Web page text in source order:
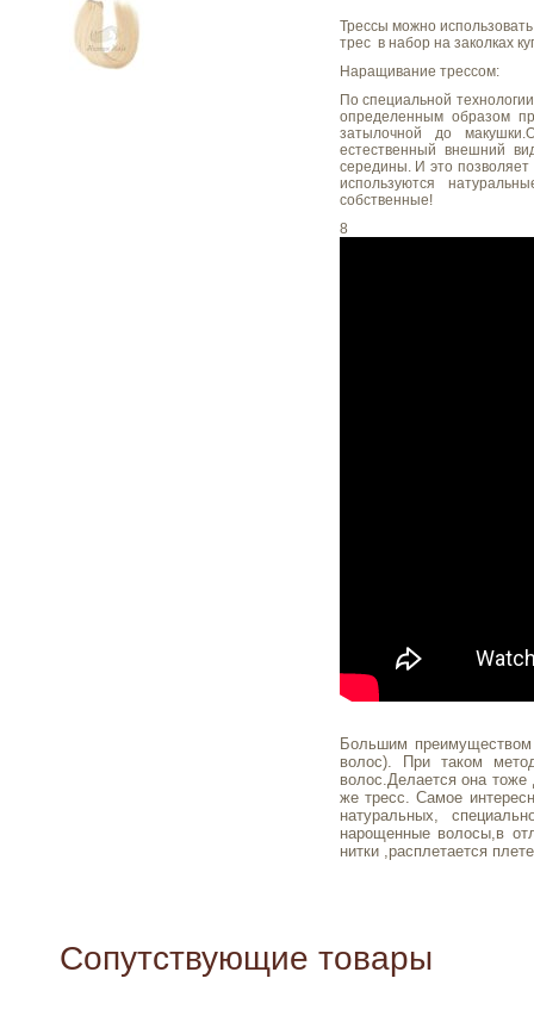
Трессы можно
трес в набор на заколках
Наращивание трессом:
По специальной
определенным образом
затылочной до
естественный внешний
середины. И это
используются
собственные!
8
Большим преимуществом
волос). При таком
волос.Делается она тоже
же тресс. Самое
натуральных,
нарощенные волосы,в
нитки ,расплетается
Сопутствующие товары